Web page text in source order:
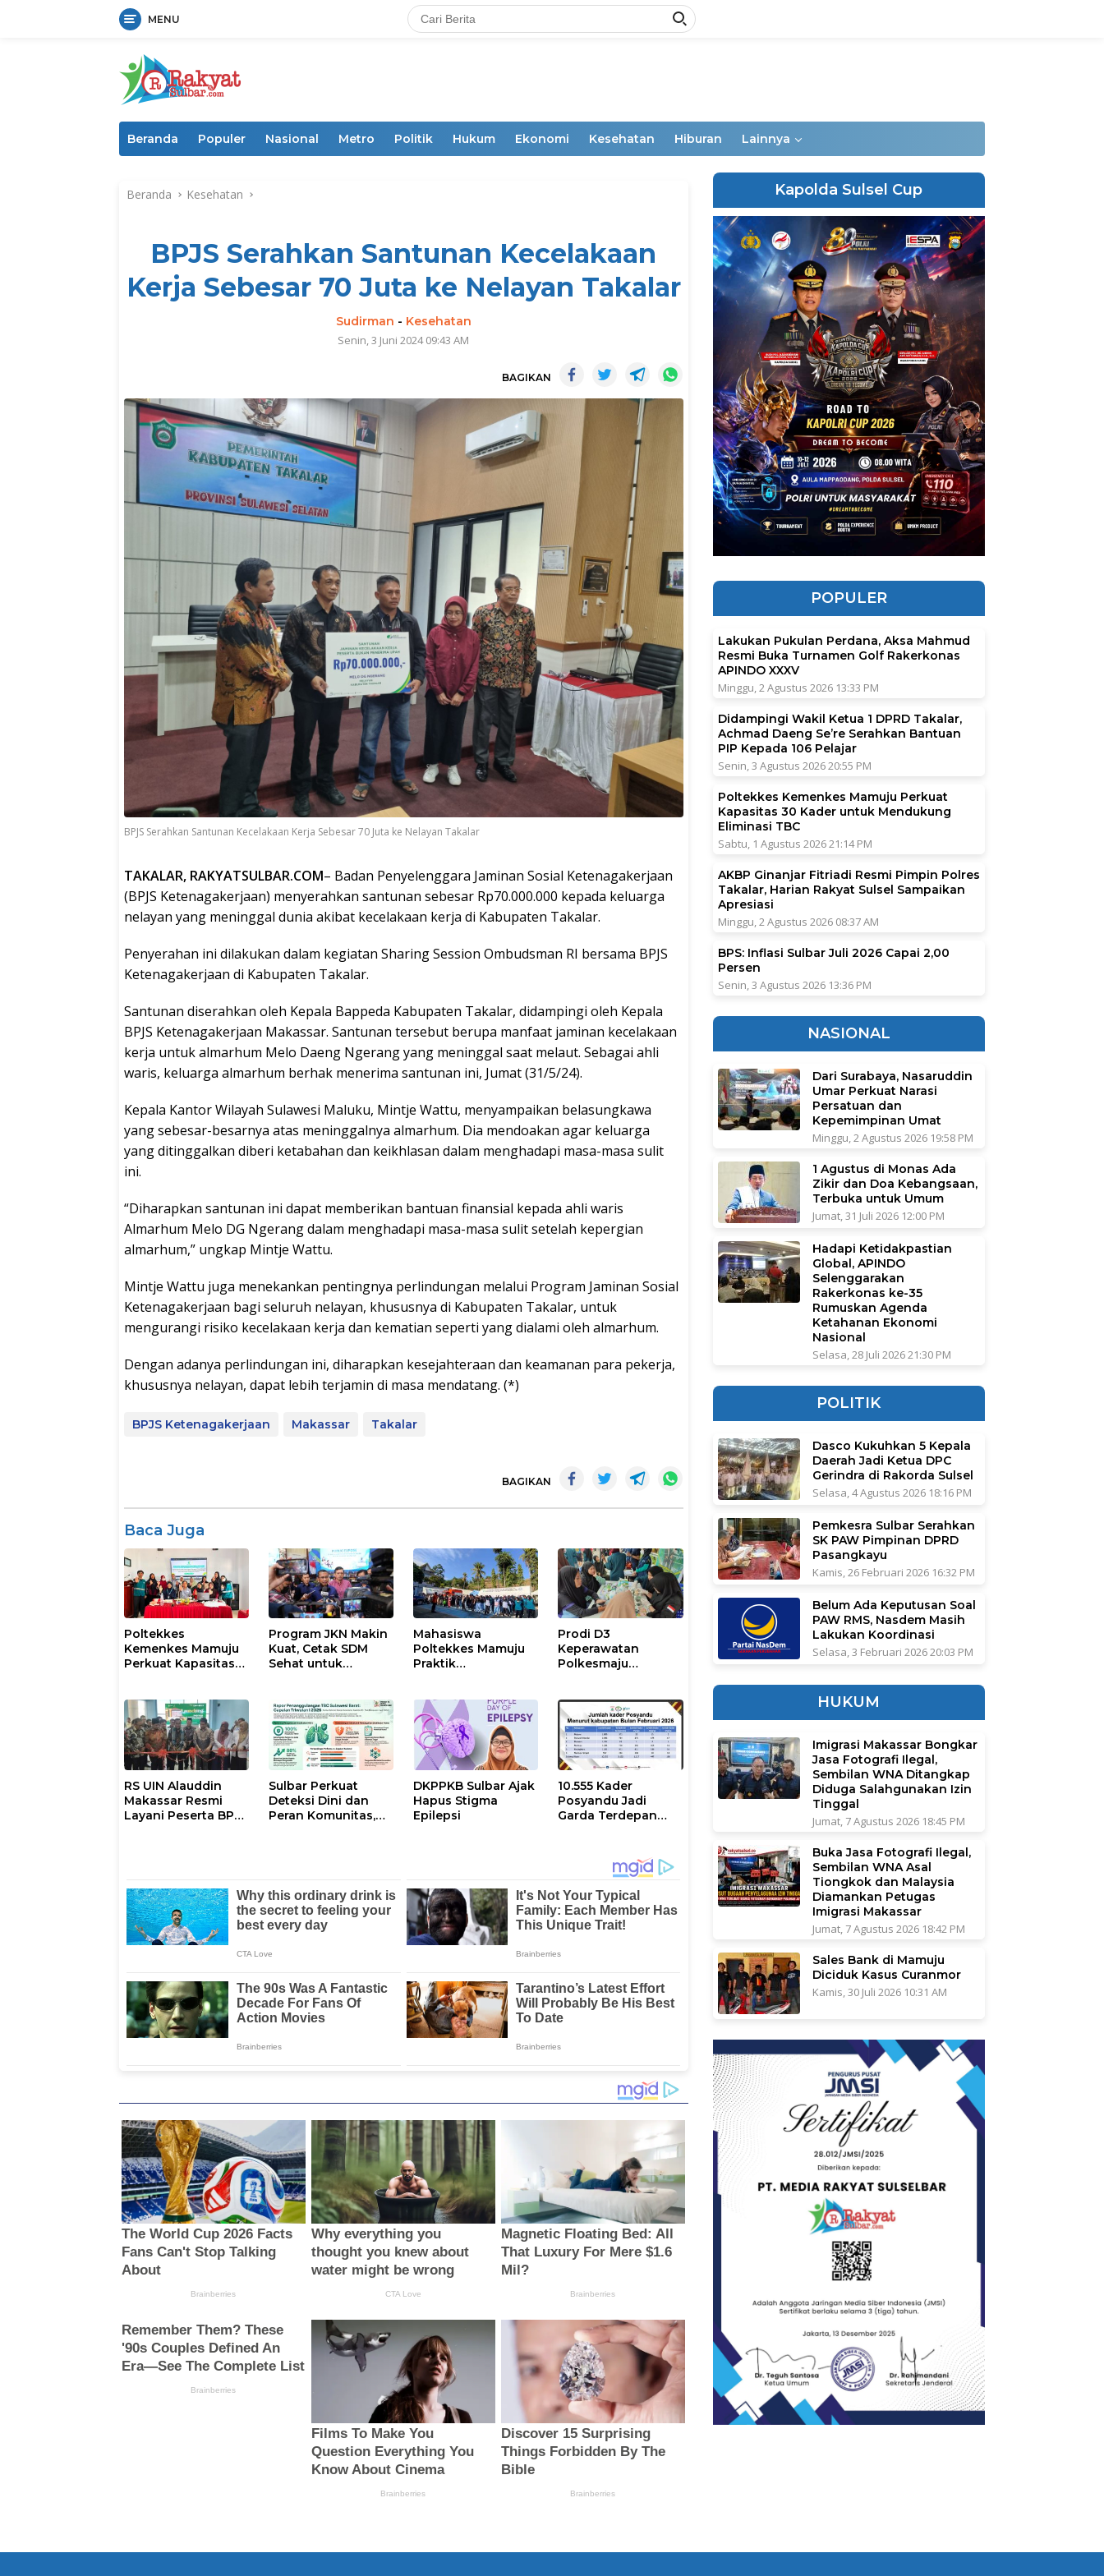
MENU
Beranda Populer Nasional Metro Politik Hukum Ekonomi Kesehatan Hiburan Lainnya
Beranda Kesehatan
BPJS Serahkan Santunan Kecelakaan
Kerja Sebesar 70 Juta ke Nelayan Takalar
Sudirman - Kesehatan
Senin, 3 Juni 2024 09:43 AM
BAGIKAN
BPJS Serahkan Santunan Kecelakaan Kerja Sebesar 70 Juta ke Nelayan Takalar
TAKALAR, RAKYATSULBAR.COM– Badan Penyelenggara Jaminan Sosial Ketenagakerjaan
(BPJS Ketenagakerjaan) menyerahkan santunan sebesar Rp70.000.000 kepada keluarga
nelayan yang meninggal dunia akibat kecelakaan kerja di Kabupaten Takalar.
Penyerahan ini dilakukan dalam kegiatan Sharing Session Ombudsman RI bersama BPJS
Ketenagakerjaan di Kabupaten Takalar.
Santunan diserahkan oleh Kepala Bappeda Kabupaten Takalar, didampingi oleh Kepala
BPJS Ketenagakerjaan Makassar. Santunan tersebut berupa manfaat jaminan kecelakaan
kerja untuk almarhum Melo Daeng Ngerang yang meninggal saat melaut. Sebagai ahli
waris, keluarga almarhum berhak menerima santunan ini, Jumat (31/5/24).
Kepala Kantor Wilayah Sulawesi Maluku, Mintje Wattu, menyampaikan belasungkawa
yang sebesar-besarnya atas meninggalnya almarhum. Dia mendoakan agar keluarga
yang ditinggalkan diberi ketabahan dan keikhlasan dalam menghadapi masa-masa sulit
ini.
“Diharapkan santunan ini dapat memberikan bantuan finansial kepada ahli waris
Almarhum Melo DG Ngerang dalam menghadapi masa-masa sulit setelah kepergian
almarhum,” ungkap Mintje Wattu.
Mintje Wattu juga menekankan pentingnya perlindungan melalui Program Jaminan Sosial
Ketenagakerjaan bagi seluruh nelayan, khususnya di Kabupaten Takalar, untuk
mengurangi risiko kecelakaan kerja dan kematian seperti yang dialami oleh almarhum.
Dengan adanya perlindungan ini, diharapkan kesejahteraan dan keamanan para pekerja,
khususnya nelayan, dapat lebih terjamin di masa mendatang. (*)
BPJS Ketenagakerjaan Makassar Takalar
BAGIKAN
Baca Juga
Poltekkes
Kemenkes Mamuju
Perkuat Kapasitas
Eliminasi TBC
Program JKN Makin
Kuat, Cetak SDM
Sehat untuk
Mahasiswa
Poltekkes Mamuju
Praktik
Bencana
Prodi D3
Keperawatan
Polkesmaju
Kesehatan dan
Promosi Kampus di
CFD Arteri Mamuju
RS UIN Alauddin
Makassar Resmi
Layani Peserta BPJS
Sulbar Perkuat
Deteksi Dini dan
Peran Komunitas,
DKPPKB Sulbar Ajak
Hapus Stigma
Epilepsi
10.555 Kader
Posyandu Jadi
Garda Terdepan
Kapolda Sulsel Cup
POPULER
Lakukan Pukulan Perdana, Aksa Mahmud
Resmi Buka Turnamen Golf Rakerkonas
APINDO XXXV
Minggu, 2 Agustus 2026 13:33 PM
Didampingi Wakil Ketua 1 DPRD Takalar,
Achmad Daeng Se’re Serahkan Bantuan
PIP Kepada 106 Pelajar
Senin, 3 Agustus 2026 20:55 PM
Poltekkes Kemenkes Mamuju Perkuat
Kapasitas 30 Kader untuk Mendukung
Eliminasi TBC
Sabtu, 1 Agustus 2026 21:14 PM
AKBP Ginanjar Fitriadi Resmi Pimpin Polres
Takalar, Harian Rakyat Sulsel Sampaikan
Apresiasi
Minggu, 2 Agustus 2026 08:37 AM
BPS: Inflasi Sulbar Juli 2026 Capai 2,00
Persen
Senin, 3 Agustus 2026 13:36 PM
NASIONAL
Dari Surabaya, Nasaruddin
Umar Perkuat Narasi
Persatuan dan
Kepemimpinan Umat
Minggu, 2 Agustus 2026 19:58 PM
1 Agustus di Monas Ada
Zikir dan Doa Kebangsaan,
Terbuka untuk Umum
Jumat, 31 Juli 2026 12:00 PM
Hadapi Ketidakpastian
Global, APINDO
Selenggarakan
Rakerkonas ke-35
Rumuskan Agenda
Ketahanan Ekonomi
Nasional
Selasa, 28 Juli 2026 21:30 PM
POLITIK
Dasco Kukuhkan 5 Kepala
Daerah Jadi Ketua DPC
Gerindra di Rakorda Sulsel
Selasa, 4 Agustus 2026 18:16 PM
Pemkesra Sulbar Serahkan
SK PAW Pimpinan DPRD
Pasangkayu
Kamis, 26 Februari 2026 16:32 PM
Belum Ada Keputusan Soal
PAW RMS, Nasdem Masih
Lakukan Koordinasi
Selasa, 3 Februari 2026 20:03 PM
HUKUM
Imigrasi Makassar Bongkar
Jasa Fotografi Ilegal,
Sembilan WNA Ditangkap
Diduga Salahgunakan Izin
Tinggal
Jumat, 7 Agustus 2026 18:45 PM
Buka Jasa Fotografi Ilegal,
Sembilan WNA Asal
Tiongkok dan Malaysia
Diamankan Petugas
Imigrasi Makassar
Jumat, 7 Agustus 2026 18:42 PM
Sales Bank di Mamuju
Diciduk Kasus Curanmor
Kamis, 30 Juli 2026 10:31 AM